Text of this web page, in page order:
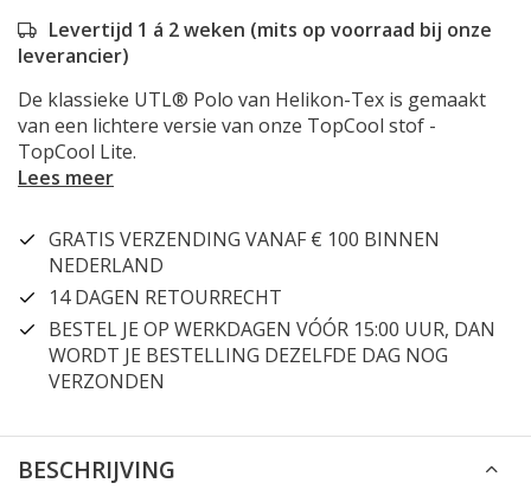
Levertijd 1 á 2 weken (mits op voorraad bij onze
leverancier)
De klassieke UTL® Polo van Helikon-Tex is gemaakt
van een lichtere versie van onze TopCool stof -
TopCool Lite.
Lees meer
GRATIS VERZENDING VANAF € 100 BINNEN
NEDERLAND
14 DAGEN RETOURRECHT
BESTEL JE OP WERKDAGEN VÓÓR 15:00 UUR, DAN
WORDT JE BESTELLING DEZELFDE DAG NOG
VERZONDEN
BESCHRIJVING